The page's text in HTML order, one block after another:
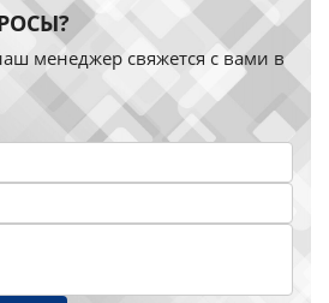
менеджер свяжется с вами в